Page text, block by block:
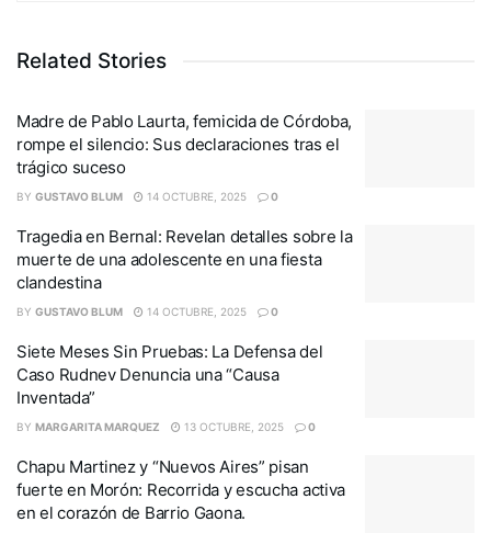
Related Stories
Madre de Pablo Laurta, femicida de Córdoba,
rompe el silencio: Sus declaraciones tras el
trágico suceso
BY GUSTAVO BLUM 14 OCTUBRE, 2025 0
Tragedia en Bernal: Revelan detalles sobre la
muerte de una adolescente en una fiesta
clandestina
BY GUSTAVO BLUM 14 OCTUBRE, 2025 0
Siete Meses Sin Pruebas: La Defensa del
Caso Rudnev Denuncia una “Causa
Inventada”
BY MARGARITA MARQUEZ 13 OCTUBRE, 2025 0
Chapu Martinez y “Nuevos Aires” pisan
fuerte en Morón: Recorrida y escucha activa
en el corazón de Barrio Gaona.